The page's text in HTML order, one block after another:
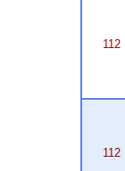
112
112